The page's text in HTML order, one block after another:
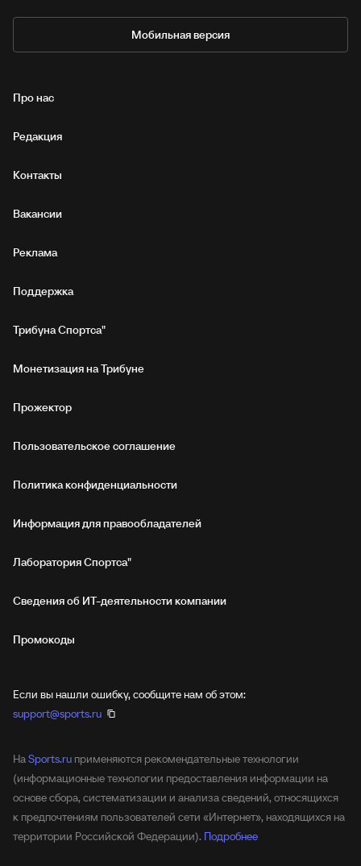
Мобильная версия
Про нас
Редакция
Контакты
Вакансии
Реклама
Поддержка
Трибуна Спортса"
Монетизация на Трибуне
Прожектор
Пользовательское соглашение
Политика конфиденциальности
Информация для правообладателей
Лаборатория Спортса"
Сведения об ИТ‑деятельности компании
Промокоды
Если вы нашли ошибку, сообщите нам об этом:
support@sports.ru
НаSports.ru применяются рекомендательные технологии
(информационные технологии предоставления информации на
основе сбора, систематизации и анализа сведений, относящихся
к предпочтениям пользователей сети «Интернет», находящихся на
территории Российской Федерации). Подробнее